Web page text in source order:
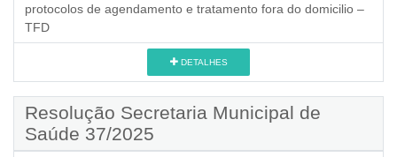
protocolos de agendamento e tratamento fora do domicilio –
TFD
DETALHES
Resolução Secretaria Municipal de
Saúde 37/2025